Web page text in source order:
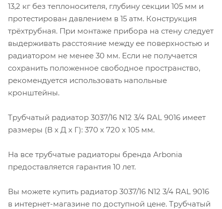
13,2 кг без теплоносителя, глубину секции 105 мм и
протестирован давлением в 15 атм. Конструкция
трёхтрубная. При монтаже прибора на стену следует
выдерживать расстояние между ее поверхностью и
радиатором не менее 30 мм. Если не получается
сохранить положенное свободное пространство,
рекомендуется использовать напольные
кронштейны.
Трубчатый радиатор 3037/16 N12 3/4 RAL 9016 имеет
размеры (В x Д x Г): 370 x 720 x 105 мм.
На все трубчатые радиаторы бренда Аrbonia
предоставляется гарантия 10 лет.
Вы можете купить радиатор 3037/16 N12 3/4 RAL 9016
в интернет-магазине по доступной цене. Трубчатый